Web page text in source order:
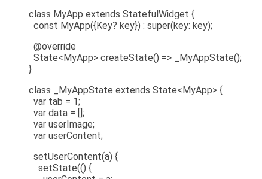
class MyApp extends StatefulWidget {
const MyApp({Key? key}) : super(key: key);
@override
State<MyApp> createState() => _MyAppState();
}
class _MyAppState extends State<MyApp> {
var tab = 1;
var data = [];
var userImage;
var userContent;
setUserContent(a) {
setState(() {